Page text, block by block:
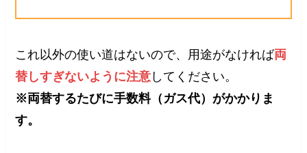
これ以外の使い道はないので、用途がなければ両
替しすぎないように注意 してください。
※両替するたびに手数料（ガス代）がかかりま
す。